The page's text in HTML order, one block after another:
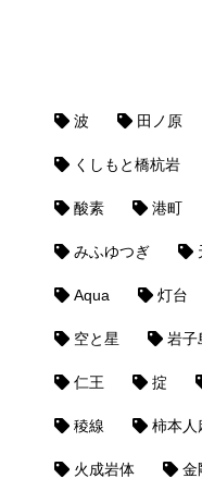
波 田ノ原
くしもと橋杭岩
酸素 港町
みふゆつぎ
Aqua 灯台
空と星 岩子
仁王 掟
稜線 柿本人
火成岩体 金